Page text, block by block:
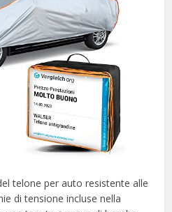
telone per auto resistente alle
di tensione incluse nella